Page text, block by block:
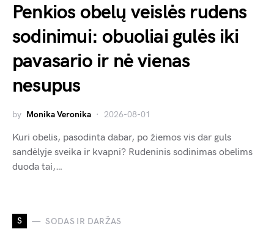
Penkios obelų veislės rudens
sodinimui: obuoliai gulės iki
pavasario ir nė vienas
nesupus
by Monika Veronika 2026-08-01
Kuri obelis, pasodinta dabar, po žiemos vis dar guls
sandėlyje sveika ir kvapni? Rudeninis sodinimas obelims
duoda tai,…
S SODAS IR DARŽAS